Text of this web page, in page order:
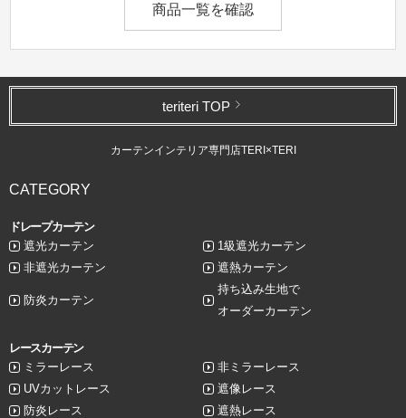
商品一覧を確認
teriteri TOP
カーテンインテリア専門店TERI×TERI
CATEGORY
ドレープカーテン
遮光カーテン
1級遮光カーテン
非遮光カーテン
遮熱カーテン
防炎カーテン
持ち込み生地で
オーダーカーテン
レースカーテン
ミラーレース
非ミラーレース
UVカットレース
遮像レース
防炎レース
遮熱レース